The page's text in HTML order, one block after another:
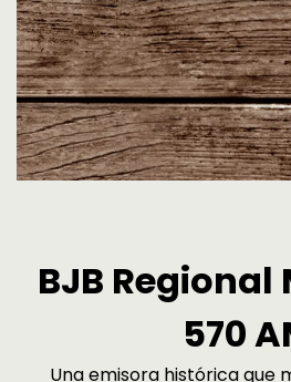
BJB
570
Una emisora histórica que